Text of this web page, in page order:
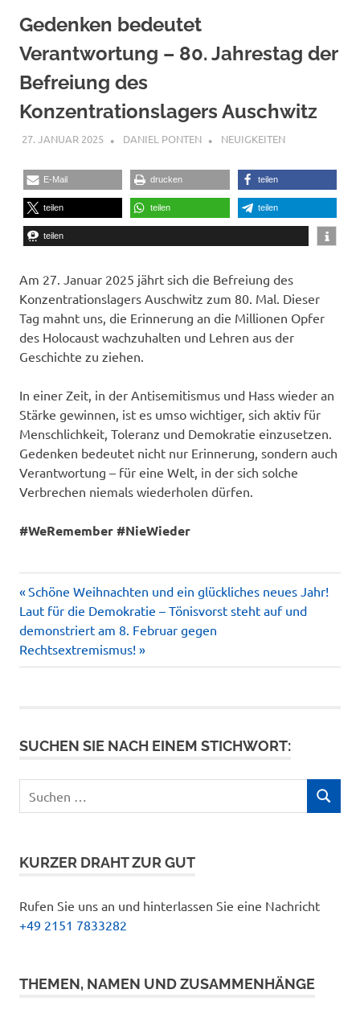
Gedenken bedeutet
Verantwortung – 80. Jahrestag der
Befreiung des
Konzentrationslagers Auschwitz
27. JANUAR 2025 DANIEL PONTEN NEUIGKEITEN
E-Mail drucken teilen
teilen teilen teilen
teilen
Am 27. Januar 2025 jährt sich die Befreiung des
Konzentrationslagers Auschwitz zum 80. Mal. Dieser
Tag mahnt uns, die Erinnerung an die Millionen Opfer
des Holocaust wachzuhalten und Lehren aus der
Geschichte zu ziehen.
In einer Zeit, in der Antisemitismus und Hass wieder an
Stärke gewinnen, ist es umso wichtiger, sich aktiv für
Menschlichkeit, Toleranz und Demokratie einzusetzen.
Gedenken bedeutet nicht nur Erinnerung, sondern auch
Verantwortung – für eine Welt, in der sich solche
Verbrechen niemals wiederholen dürfen.
#WeRemember #NieWieder
Beitragsnavigation
Vorheriger
Beitrag:
Schöne Weihnachten und ein glückliches neues Jahr!
Nächster
Beitrag:
Laut für die Demokratie – Tönisvorst steht auf und
demonstriert am 8. Februar gegen
Rechtsextremismus!
SUCHEN SIE NACH EINEM STICHWORT:
nach:
SUCHEN
KURZER DRAHT ZUR GUT
Rufen Sie uns an und hinterlassen Sie eine Nachricht
+49 2151 7833282
THEMEN, NAMEN UND ZUSAMMENHÄNGE